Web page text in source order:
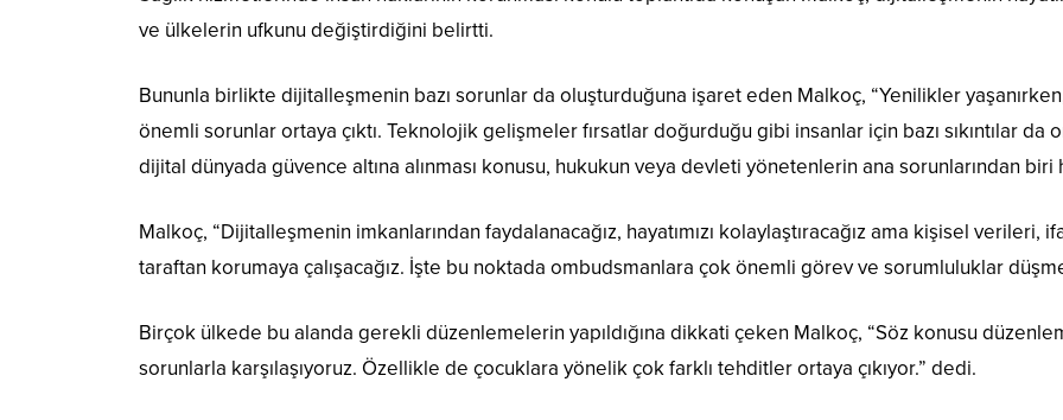
ve ülkelerin ufkunu değiştirdiğini belirtti.
Bununla birlikte dijitalleşmenin bazı sorunlar da oluşturduğuna işaret eden Malkoç, “Yenilikler
önemli sorunlar ortaya çıktı. Teknolojik gelişmeler fırsatlar doğurduğu gibi insanlar için bazı sıkıntılar da
dijital dünyada güvence altına alınması konusu, hukukun veya devleti yönetenlerin ana sorunlarından
Malkoç, “Dijitalleşmenin imkanlarından faydalanacağız, hayatımızı kolaylaştıracağız ama kişisel verileri,
taraftan korumaya çalışacağız. İşte bu noktada ombudsmanlara çok önemli görev ve sorumluluklar
Birçok ülkede bu alanda gerekli düzenlemelerin yapıldığına dikkati çeken Malkoç, “Söz konusu
sorunlarla karşılaşıyoruz. Özellikle de çocuklara yönelik çok farklı tehditler ortaya çıkıyor.” dedi.